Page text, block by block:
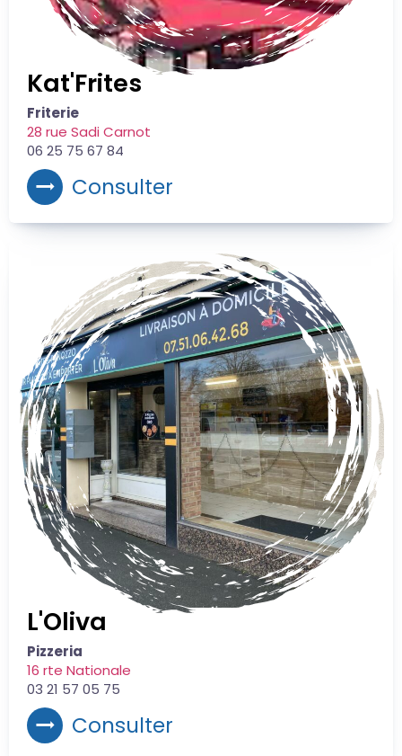
Kat'Frites
Friterie
28 rue Sadi Carnot
06 25 75 67 84
Consulter
L'Oliva
Pizzeria
16 rte Nationale
03 21 57 05 75
Consulter